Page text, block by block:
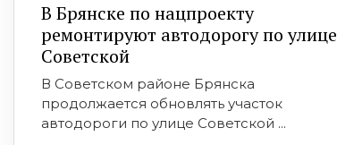
В Брянске по нацпроекту
ремонтируют автодорогу по улице
Советской
В Советском районе Брянска
продолжается обновлять участок
автодороги по улице Советской ...